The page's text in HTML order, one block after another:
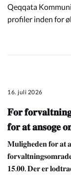
Qeqqata
profiler inden for
16. juli 2026
𝐅𝐨𝐫
𝐟𝐨𝐫 𝐚𝐭 𝐚𝐧𝐬𝐨𝐠𝐞
𝐌𝐮𝐥𝐢𝐠𝐡𝐞𝐝𝐞𝐧 𝐟𝐨𝐫 𝐚𝐭
𝟏𝟓.𝟎𝟎. 𝐃𝐞𝐫 𝐞𝐫